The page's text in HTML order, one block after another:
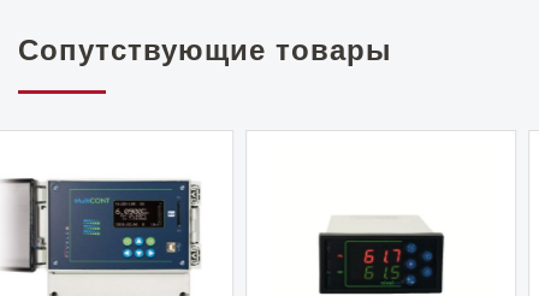
Сопутствующие товары